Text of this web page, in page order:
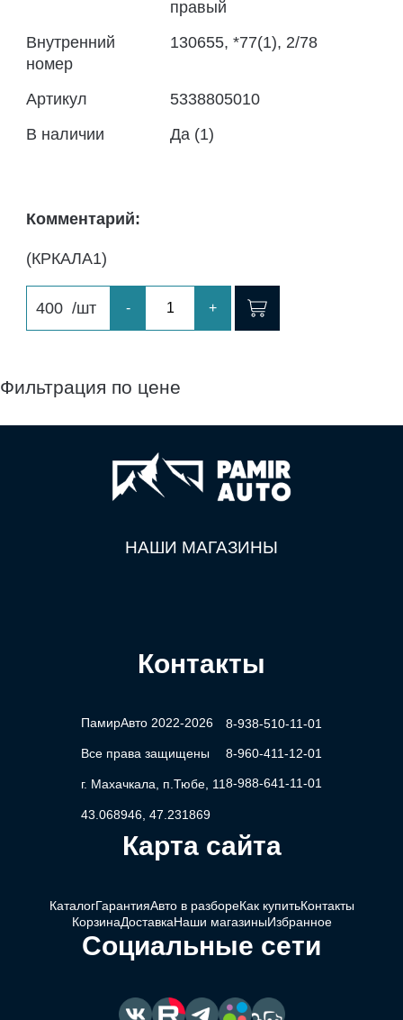
правый
Внутренний
номер
130655, *77(1), 2/78
Артикул
5338805010
В наличии
Да (1)
Комментарий:
(КРКАЛА1)
400 /шт - +
Фильтрация по цене
НАШИ МАГАЗИНЫ
Контакты
ПамирАвто 2022-2026
Все права защищены
г. Махачкала, п.Тюбе, 11
43.068946, 47.231869
8-938-510-11-01
8-960-411-12-01
8-988-641-11-01
Карта сайта
КаталогГарантияАвто в разбореКак купитьКонтакты
КорзинаДоставкаНаши магазиныИзбранное
Социальные сети